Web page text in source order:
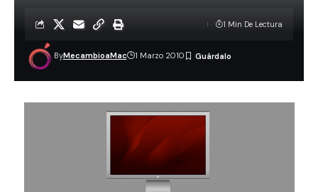
ByMecambioaMac 1 Marzo 2010
1 Min De Lectura